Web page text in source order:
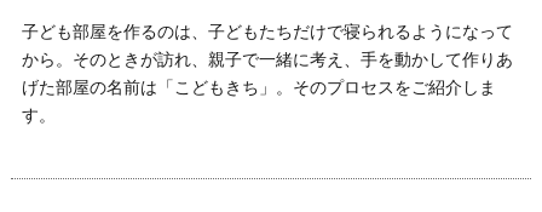
子ども部屋を作るのは、子どもたちだけで寝られるようになって
から。そのときが訪れ、親子で一緒に考え、手を動かして作りあ
げた部屋の名前は「こどもきち」。そのプロセスをご紹介しま
す。